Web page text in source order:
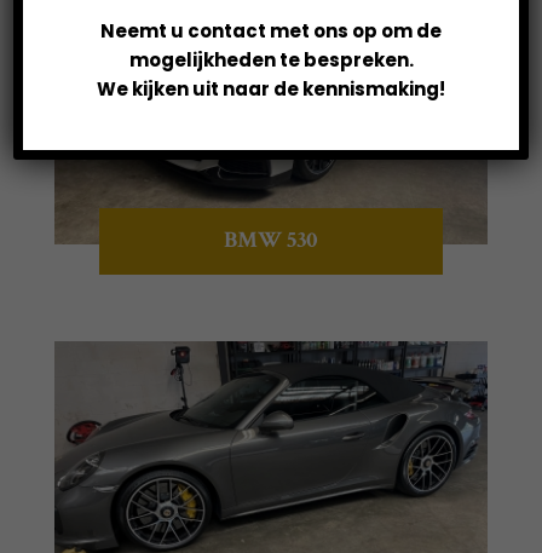
BMW 530
Neemt u contact met ons op om de
mogelijkheden te bespreken.
We kijken uit naar de kennismaking!